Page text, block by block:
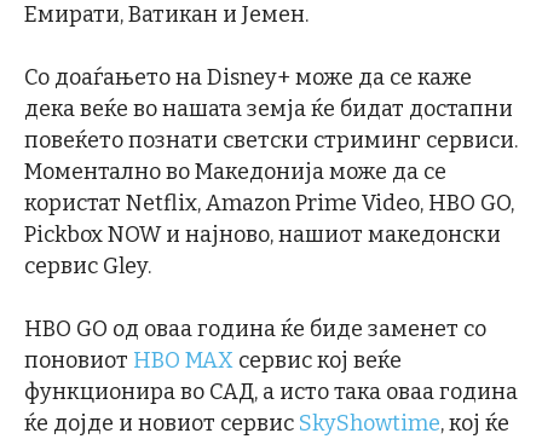
Емирати, Ватикан и Јемен.
Со доаѓањето на Disney+ може да се каже
дека веќе во нашата земја ќе бидат достапни
повеќето познати светски стриминг сервиси.
Моментално во Македонија може да се
користат Netflix, Amazon Prime Video, HBO GO,
Pickbox NOW и најново, нашиот македонски
сервис Gley.
HBO GO од оваа година ќе биде заменет со
поновиот HBO MAX сервис кој веќе
функционира во САД, а исто така оваа година
ќе дојде и новиот сервис SkyShowtime, кој ќе